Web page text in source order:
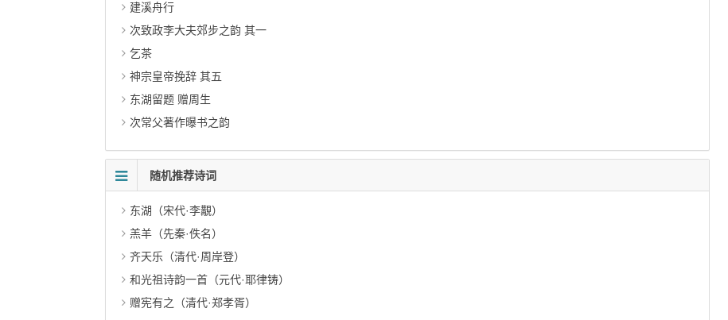
建溪舟行
次致政李大夫郊步之韵 其一
乞茶
神宗皇帝挽辞 其五
东湖留题 赠周生
次常父著作曝书之韵
随机推荐诗词
东湖（宋代·李覯）
羔羊（先秦·佚名）
齐天乐（清代·周岸登）
和光祖诗韵一首（元代·耶律铸）
赠宪有之（清代·郑孝胥）